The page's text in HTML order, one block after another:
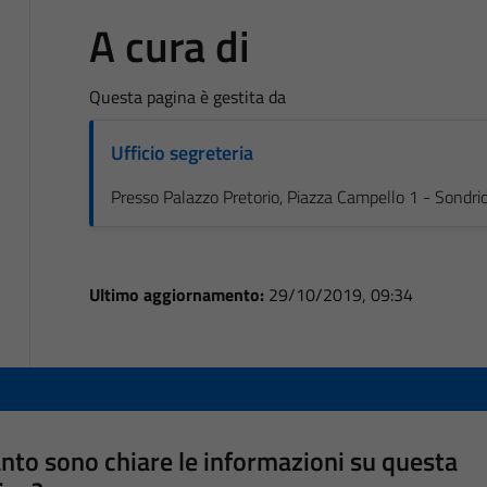
A cura di
Questa pagina è gestita da
Ufficio segreteria
Presso Palazzo Pretorio, Piazza Campello 1 -
Ultimo aggiornamento: 29/10/2019, 09:34
sono chiare le informazioni su questa